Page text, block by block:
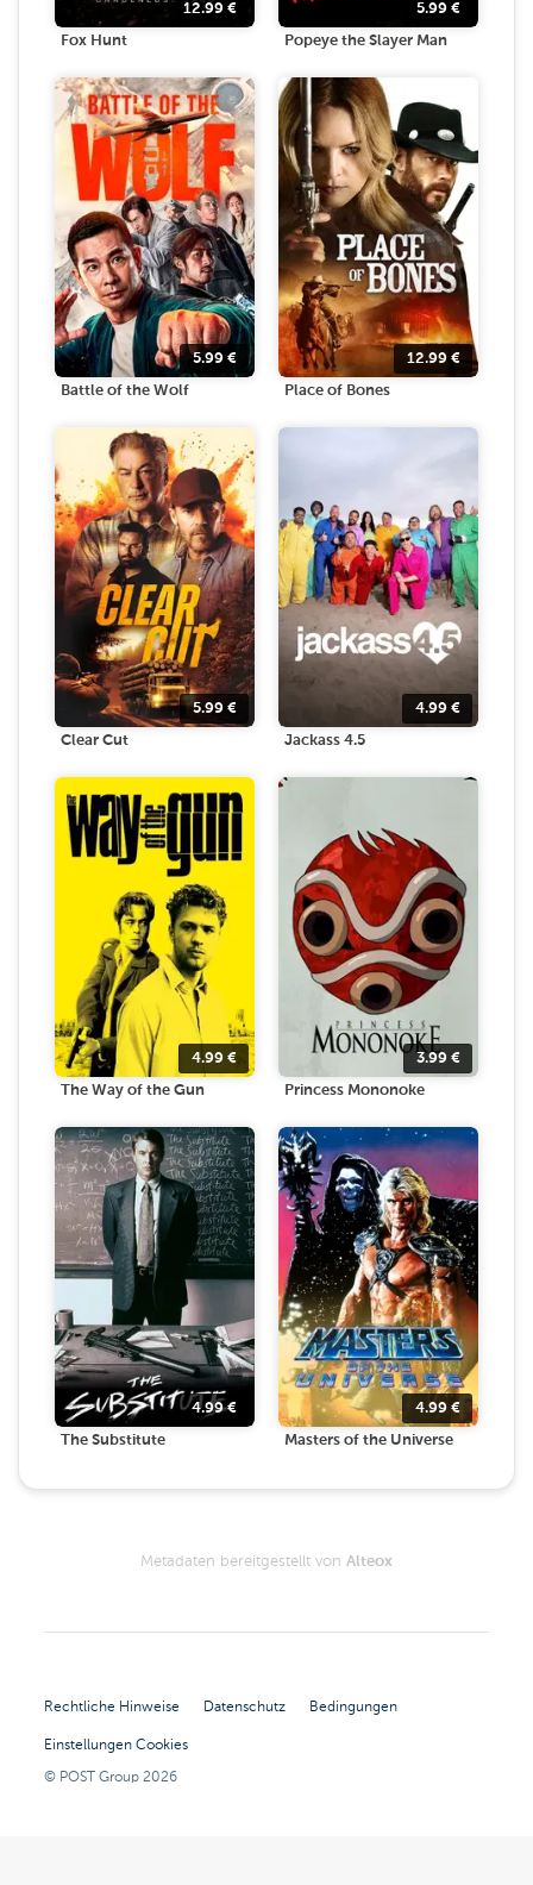
12.99 €
Fox Hunt
5.99 €
Popeye the Slayer Man
5.99 €
Battle of the Wolf
12.99 €
Place of Bones
5.99 €
Clear Cut
4.99 €
Jackass 4.5
4.99 €
The Way of the Gun
3.99 €
Princess Mononoke
4.99€
The Substitute
4.99 €
Masters of the Universe
Metadaten bereitgestellt von Alteox
Rechtliche Hinweise Datenschutz Bedingungen
Einstellungen Cookies
© POST Group2026